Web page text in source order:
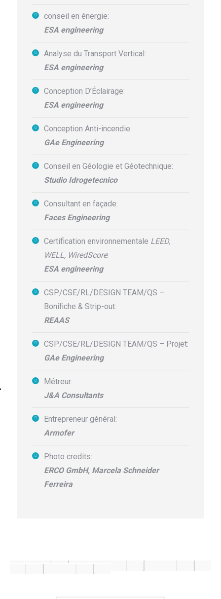
conseil en énergie:
ESA engineering
Analyse du Transport Vertical:
ESA engineering
Conception D’Éclairage:
ESA engineering
Conception Anti-incendie:
GAe Engineering
Conseil en Géologie et Géotechnique:
Studio Idrogetecnico
Consultant en façade:
Faces Engineering
Certification environnementale LEED,
WELL, WiredScore:
ESA engineering
CSP/CSE/RL/DESIGN TEAM/QS –
Bonifiche & Strip-out:
REAAS
CSP/CSE/RL/DESIGN TEAM/QS – Projet:
GAe Engineering
Métreur:
J&A Consultants
Entrepreneur général:
Armofer
Photo credits:
ERCO GmbH, Marcela Schneider
Ferreira